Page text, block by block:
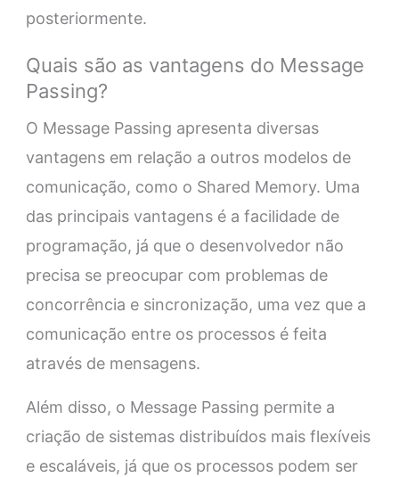
posteriormente.
Quais são as vantagens do Message
Passing?
O Message Passing apresenta diversas
vantagens em relação a outros modelos de
comunicação, como o Shared Memory. Uma
das principais vantagens é a facilidade de
programação, já que o desenvolvedor não
precisa se preocupar com problemas de
concorrência e sincronização, uma vez que a
comunicação entre os processos é feita
através de mensagens.
Além disso, o Message Passing permite a
criação de sistemas distribuídos mais flexíveis
e escaláveis, já que os processos podem ser